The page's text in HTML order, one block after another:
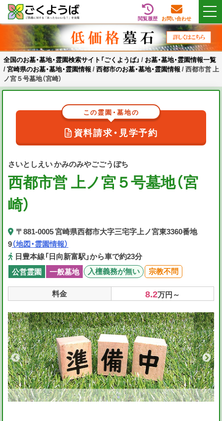
Skip
content
全国のお墓・墓地・霊園検索サイト「ごくようば」
ご供養をもっと身近に
閲覧履歴 お問い合わせ
全国のお墓・墓地・霊園検索サイト「ごくようば」 / お墓・墓地・霊園情報一覧
/宮崎県のお墓・墓地・霊園情報 /西都市のお墓・墓地・霊園情報 /西都市営 上
ノ宮５号墓地（宮崎）
さいとしえい かみのみやごごうぼち
西都市営 上ノ宮５号墓地（宮
崎）
〒881-0005 宮崎県西都市大字三宅字上ノ宮東3360番地
9（地図・霊園情報）
日豊本線「日向新富駅」から車で約23分
この霊園・墓地の
資料請求・見学予約
公営霊園 一般墓地 入檀義務が無い 宗教不問
料金 8.2万円～